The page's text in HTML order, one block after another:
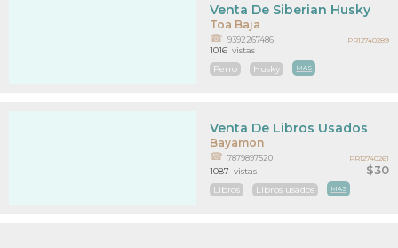
Toa Baja
Venta De Siberian Husky
9392267486
Perro Husky MAS
1016 vistas
PR12740289
Bayamon
$30
Venta De Libros Usados
7879897520
Libros Libros usados MAS
1087 vistas
PR12740261